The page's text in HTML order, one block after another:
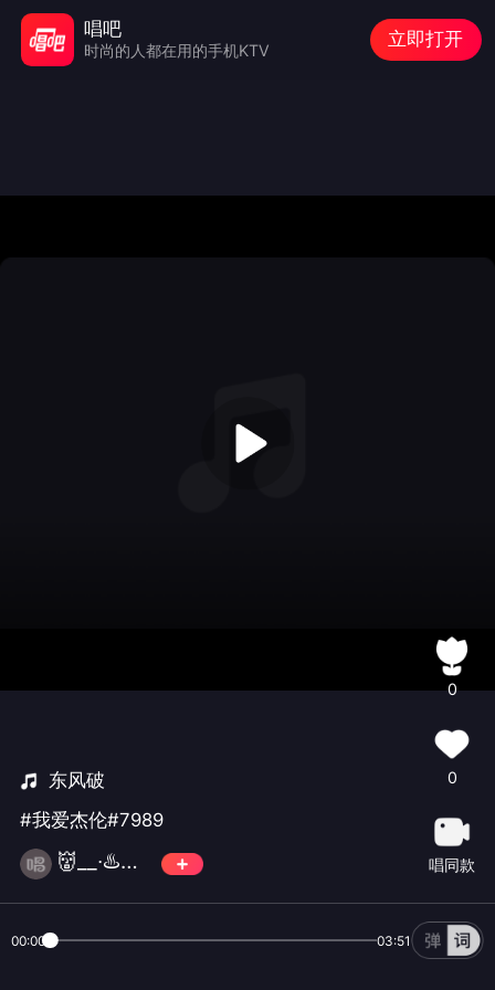
东风破
#我爱杰伦#7989
👹__∙♨️咿瓦🐾
0
0
唱同款
00:00 03:51
唱吧
时尚的人都在用的手机KTV
立即打开